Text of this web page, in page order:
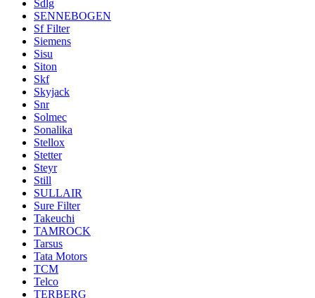
Sdlg
SENNEBOGEN
Sf Filter
Siemens
Sisu
Siton
Skf
Skyjack
Snr
Solmec
Sonalika
Stellox
Stetter
Steyr
Still
SULLAIR
Sure Filter
Takeuchi
TAMROCK
Tarsus
Tata Motors
TCM
Telco
TERBERG